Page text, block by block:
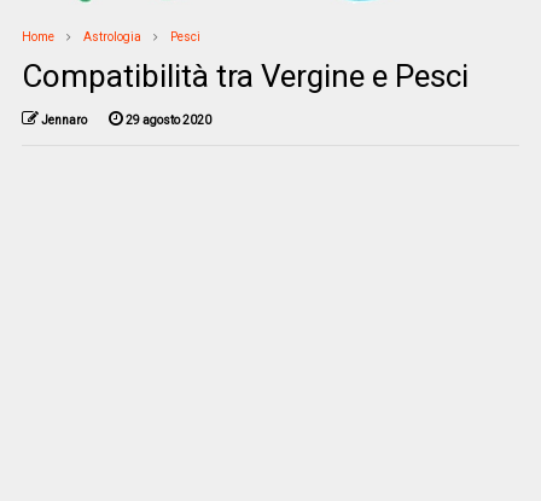
Home Astrologia Pesci
Compatibilità tra Vergine e Pesci
Jennaro 29 agosto 2020